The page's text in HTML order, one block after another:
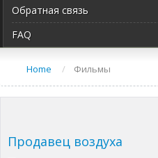
Обратная связь
FAQ
Home / Фильмы
Продавец воздуха